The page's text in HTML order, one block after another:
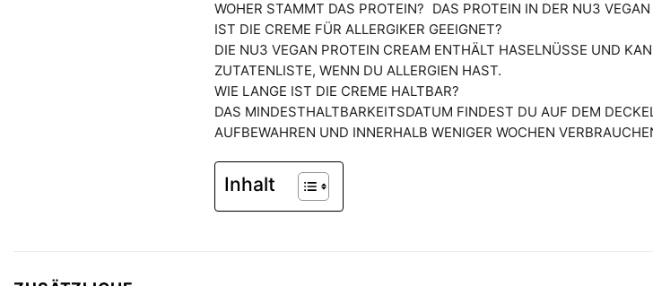
WOHER STAMMT DAS PROTEIN?
DAS PROTEIN IN DER NU3
IST DIE CREME FÜR ALLERGIKER GEEIGNET?
DIE NU3 VEGAN PROTEIN CREAM ENTHÄLT HASELNÜSSE UND
ZUTATENLISTE, WENN DU ALLERGIEN HAST.
WIE LANGE IST DIE CREME HALTBAR?
DAS MINDESTHALTBARKEITSDATUM FINDEST DU AUF DEM
AUFBEWAHREN UND INNERHALB WENIGER WOCHEN
Inhalt